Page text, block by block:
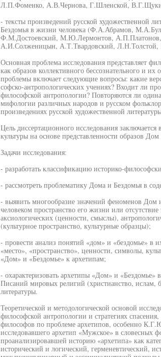
Л.П.Фоменко, А.В.Чернова, Г.Шленской,
- тексты произведений русской художественной
Бездомья в жизни человека (Ф.А.Абрамов,
Ф.М.Достоевский, М.Ю.Лермонтов,
А.И.Солженицын, А.Т.Твардовский,
Основная проблема исследования представляет
как образов коллективного бессознательного и
проблемы включает следующие вопросы: какие
софско-антропологических учениях? Входит ли
философской антропологии? Повторяются ли
мифологии различных народов и русском
произведениях русской художественной
Цель диссертационного исследования
культуры на основе представленности образов
Задачи исследования:
- разработать классификацию историко-
- рассмотреть проблематику Дома и Бездомья в
- выявить многообразие значений феноменов Дом
человеком пространство его жизни или
аксиологических (ценности, смыслы),
(культурное пространство, культурные образцы);
- провести анализ понятий «дом» и «бездомье» в
«место», «пространство», ценности, символы,
«Дом» и «Бездомье» к архетипам;
- охарактеризовать архетипы «Дом» и
Писаний мировых религий (христианство, ислам,
литературы.
Теоретической и методологической основой
философской антропологии и стратегиях
философов по проблеме архетипов, особенно
исследовавшего архетип «Мужское» в словесных
проанализировавшей историю «архетипа» как
исторический и логический, герменевтический,